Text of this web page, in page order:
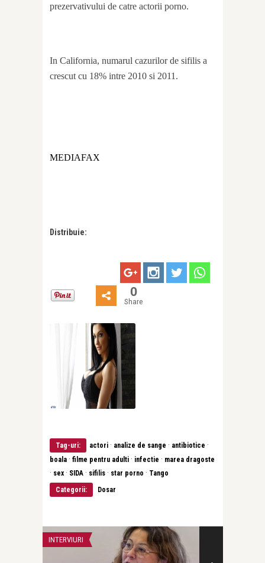
prezervativului de catre actorii porno.
In California, numarul cazurilor de sifilis a
crescut cu 18% intre 2010 si 2011.
MEDIAFAX
Distribuie:
0
Share
Tag-uri: actori · analize de sange · antibiotice ·
boala · filme pentru adulti · infectie · marea dragoste
· sex · SIDA · sifilis · star porno · Tango
Categorii:
Dosar
INTERVIURI